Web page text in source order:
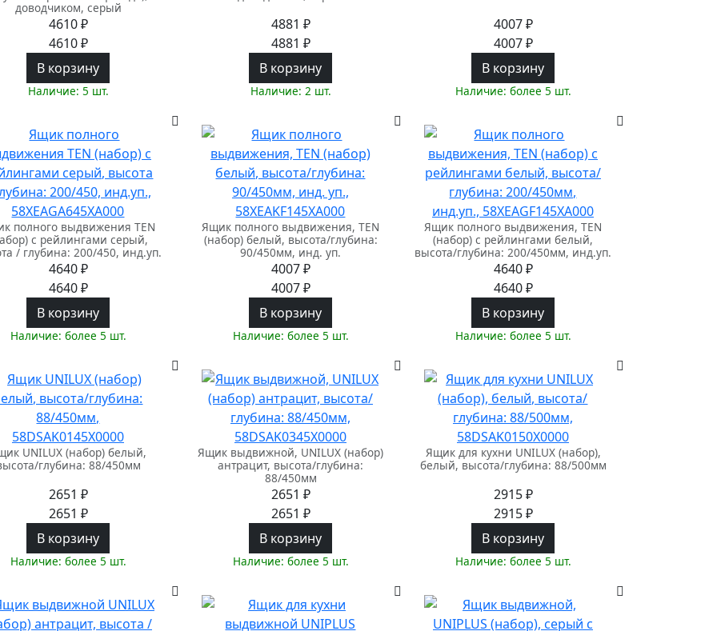
доводчиком, серый
4610 ₽
4610 ₽
В корзину
Наличие: 5 шт.
4881 ₽
4881 ₽
В корзину
Наличие: 2 шт.
4007 ₽
4007 ₽
В корзину
Наличие: более 5 шт.
полного выдвижения TEN
с рейлингами серый,
/ глубина: 200/450, инд.уп.
4640 ₽
4640 ₽
В корзину
Наличие: более 5 шт.
Ящик полного выдвижения, TEN
(набор) белый, высота/глубина:
90/450мм, инд. уп.
4007 ₽
4007 ₽
В корзину
Наличие: более 5 шт.
Ящик полного выдвижения, TEN
(набор) с рейлингами белый,
высота/глубина: 200/450мм, инд.уп.
4640 ₽
4640 ₽
В корзину
Наличие: более 5 шт.
UNILUX (набор) белый,
глубина: 88/450мм
2651 ₽
2651 ₽
В корзину
Наличие: более 5 шт.
Ящик выдвижной, UNILUX (набор)
антрацит, высота/глубина:
88/450мм
2651 ₽
2651 ₽
В корзину
Наличие: более 5 шт.
Ящик для кухни UNILUX (набор),
белый, высота/глубина: 88/500мм
2915 ₽
2915 ₽
В корзину
Наличие: более 5 шт.